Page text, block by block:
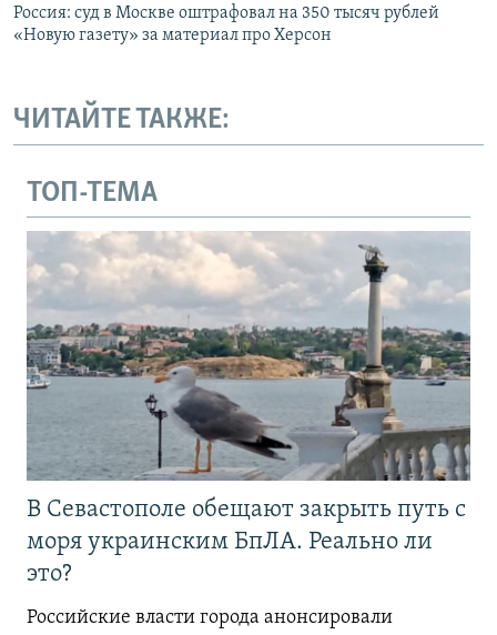
Россия: суд в Москве оштрафовал на 350 тысяч рублей
«Новую газету» за материал про Херсон
ЧИТАЙТЕ ТАКЖЕ:
ТОП-ТЕМА
В Севастополе обещают закрыть путь с
моря украинским БпЛА. Реально ли
это?
Российские власти города анонсировали